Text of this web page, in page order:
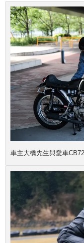
車主大橋先生與愛車CB72